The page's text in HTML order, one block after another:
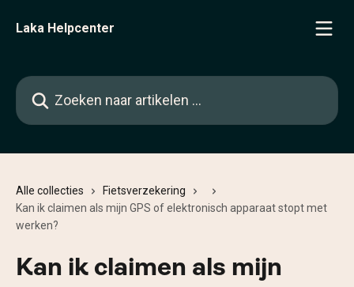
Laka Helpcenter
Zoeken naar artikelen ...
Alle collecties
Fietsverzekering
Kan ik claimen als mijn GPS of elektronisch apparaat stopt met
werken?
Kan ik claimen als mijn